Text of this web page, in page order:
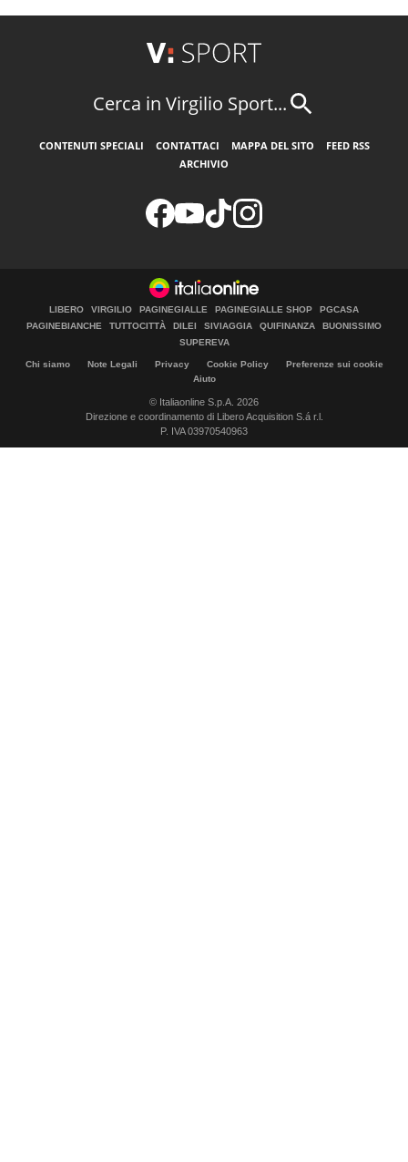
Cerca in Virgilio Sport...
CONTENUTI SPECIALI CONTATTACI MAPPA DEL SITO
FEED RSS
ARCHIVIO
LIBERO VIRGILIO PAGINEGIALLE PAGINEGIALLE SHOP
PGCASA
PAGINEBIANCHE
TUTTOCITTÀ DILEI SIVIAGGIA QUIFINANZA
BUONISSIMO
SUPEREVA
Chi siamo Note Legali Privacy Cookie Policy
Preferenze sui cookie
Aiuto
© Italiaonline S.p.A. 2026
Direzione e coordinamento di Libero Acquisition S.á r.l.
P. IVA 03970540963